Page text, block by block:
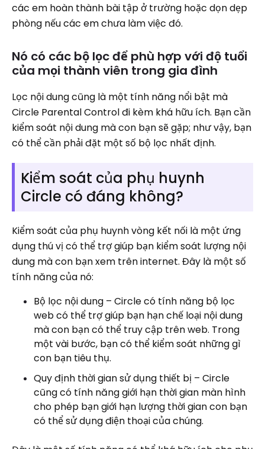
các em hoàn thành bài tập ở trường hoặc dọn dẹp
phòng nếu các em chưa làm việc đó.
Nó có các bộ lọc để phù hợp với độ tuổi
của mọi thành viên trong gia đình
Lọc nội dung cũng là một tính năng nổi bật mà
Circle Parental Control đi kèm khá hữu ích. Bạn cần
kiểm soát nội dung mà con bạn sẽ gặp; như vậy, bạn
có thể cần phải đặt một số bộ lọc nhất định.
Kiểm soát của phụ huynh
Circle có đáng không?
Kiểm soát của phụ huynh vòng kết nối là một ứng
dụng thú vị có thể trợ giúp bạn kiểm soát lượng nội
dung mà con bạn xem trên internet. Đây là một số
tính năng của nó:
Bộ lọc nội dung – Circle có tính năng bộ lọc
web có thể trợ giúp bạn hạn chế loại nội dung
mà con bạn có thể truy cập trên web. Trong
một vài bước, bạn có thể kiểm soát những gì
con bạn tiêu thụ.
Quy định thời gian sử dụng thiết bị – Circle
cũng có tính năng giới hạn thời gian màn hình
cho phép bạn giới hạn lượng thời gian con bạn
có thể sử dụng điện thoại của chúng.